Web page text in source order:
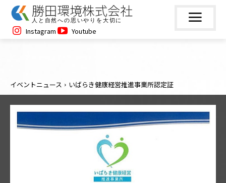
勝田環境株式会社
人と自然への思いやりを大切に
Instagram Youtube
イベントニュース いばらき健康経営推進事業所認定証